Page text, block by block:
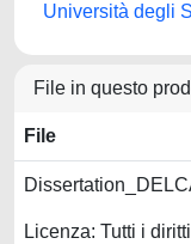
Università degli
File in questo
File
Licenza: Tutti i